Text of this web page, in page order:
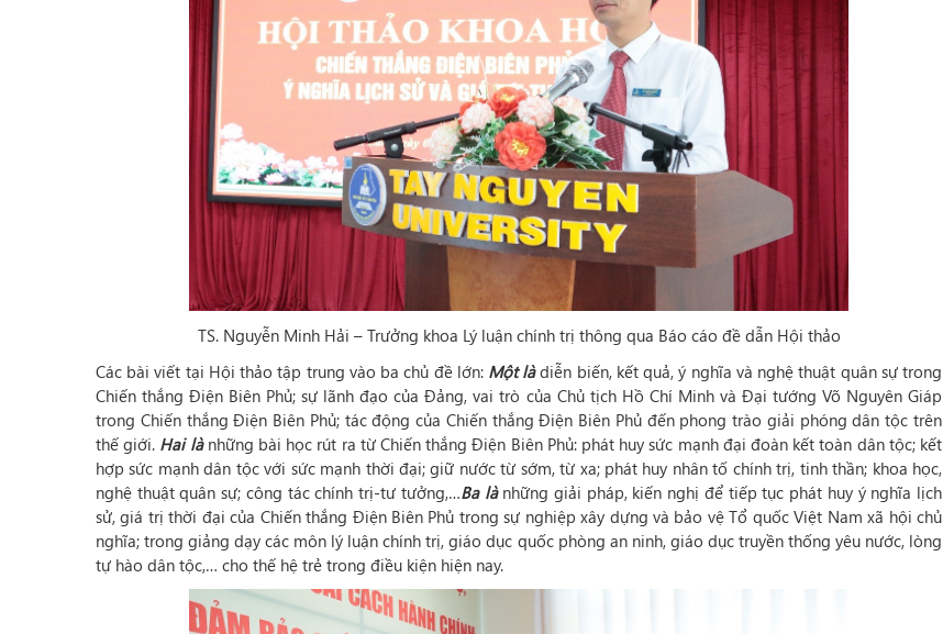
TS. Nguyễn Minh Hải – Trưởng khoa Lý luận chính trị thông qua Báo cáo đề dẫn Hội thảo
Các bài viết tại Hội thảo tập trung vào ba chủ đề lớn: Một làdiễn biến, kết quả, ý nghĩa và nghệ thuật quân sự trong
Chiến thắng Điện Biên Phủ; sự lãnh đạo của Đảng, vai trò của Chủ tịch Hồ Chí Minh và Đại tướng Võ Nguyên Giáp
trong Chiến thắng Điện Biên Phủ; tác động của Chiến thắng Điện Biên Phủ đến phong trào giải phóng dân tộc trên
thế giới. Hai lànhững bài học rút ra từ Chiến thắng Điện Biên Phủ: phát huy sức mạnh đại đoàn kết toàn dân tộc; kết
hợp sức mạnh dân tộc với sức mạnh thời đại; giữ nước từ sớm, từ xa; phát huy nhân tố chính trị, tinh thần; khoa học,
nghệ thuật quân sự; công tác chính trị-tư tưởng,…Ba là những giải pháp, kiến nghị để tiếp tục phát huy ý nghĩa lịch
sử, giá trị thời đại của Chiến thắng Điện Biên Phủ trong sự nghiệp xây dựng và bảo vệ Tổ quốc Việt Nam xã hội chủ
nghĩa; trong giảng dạy các môn lý luận chính trị, giáo dục quốc phòng an ninh, giáo dục truyền thống yêu nước, lòng
tự hào dân tộc,… cho thế hệ trẻ trong điều kiện hiện nay.